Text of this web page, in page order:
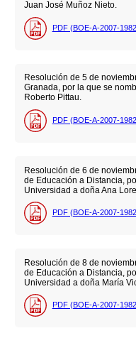
Juan José Muñoz Nieto.
PDF (BOE-A-2007-
Resolución de 5 de
Granada, por la que se
Roberto Pittau.
PDF (BOE-A-2007-
Resolución de 6 de
de Educación a Distancia,
Universidad a doña Ana
PDF (BOE-A-2007-
Resolución de 8 de
de Educación a Distancia,
Universidad a doña María
PDF (BOE-A-2007-